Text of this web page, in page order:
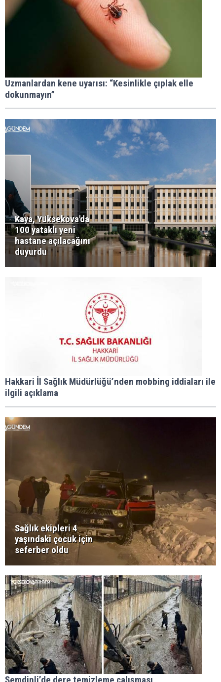
Uzmanlardan kene uyarısı: “Kesinlikle çıplak elle
dokunmayın”
Kaya, Yüksekova'da
100 yataklı yeni
hastane açılacağını
duyurdu
Hakkari İl Sağlık Müdürlüğü’nden mobbing iddiaları ile
ilgili açıklama
Sağlık ekipleri 4
yaşındaki çocuk için
seferber oldu